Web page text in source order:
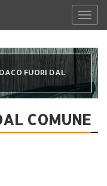
FUORI DAL
COMUNE